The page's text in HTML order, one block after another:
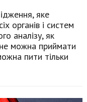
яке
органів і систем
аналізу, як
можна приймати
пити тільки